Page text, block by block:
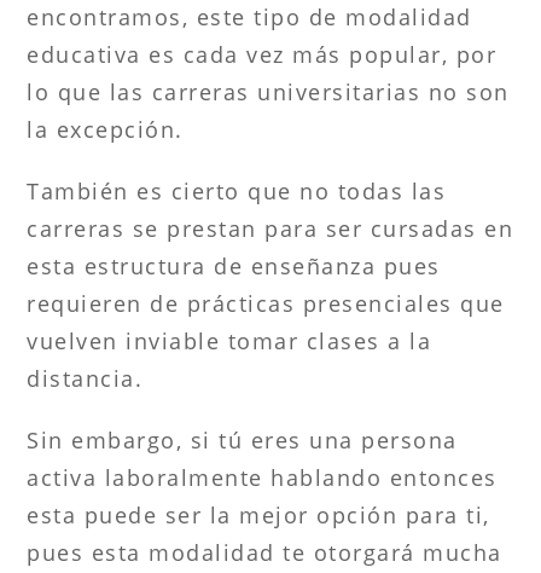
encontramos, este tipo de modalidad
educativa es cada vez más popular, por
lo que las carreras universitarias no son
la excepción.
También es cierto que no todas las
carreras se prestan para ser cursadas en
esta estructura de enseñanza pues
requieren de prácticas presenciales que
vuelven inviable tomar clases a la
distancia.
Sin embargo, si tú eres una persona
activa laboralmente hablando entonces
esta puede ser la mejor opción para ti,
pues esta modalidad te otorgará mucha